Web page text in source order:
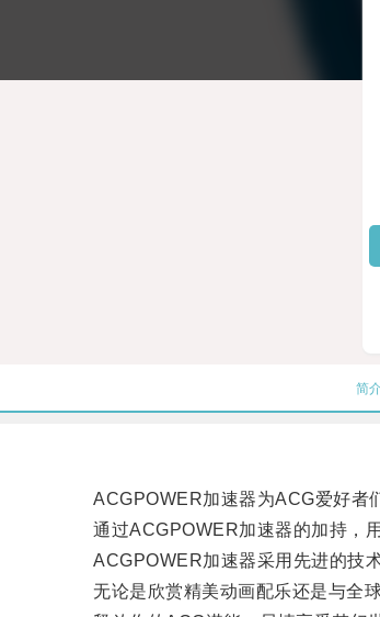
简
ACGPOWER加速器为ACG爱好者们
通过ACGPOWER加速器的加持，用
ACGPOWER加速器采用先进的技术
无论是欣赏精美动画配乐还是与全球